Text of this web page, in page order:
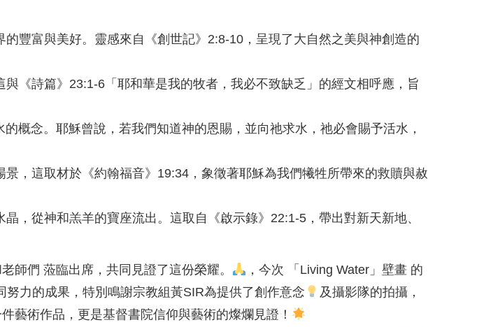
的豐富與美好。靈感來自《創世記》2:8-10，呈現了大自然之美與神創造的
與《詩篇》23:1-6「耶和華是我的牧者，我必不致缺乏」的經文相呼應，旨
概念。耶穌曾說，若我們知道神的恩賜，並向祂求水，祂必會賜予活水，
景，這取材於《約翰福音》19:34，象徵著耶穌為我們犧牲所帶來的救贖與赦
，從神和羔羊的寶座流出。這取自《啟示錄》22:1-5，帶出對新天新地、
師們 蒞臨出席，共同見證了這份榮耀。
，今次 「Living Water」壁畫 的
力的成果，特別鳴謝宗教組黃SIR為提供了創作意念
及攝影隊的拍攝，
藝術作品，更是基督書院信仰與藝術的燦爛見證！